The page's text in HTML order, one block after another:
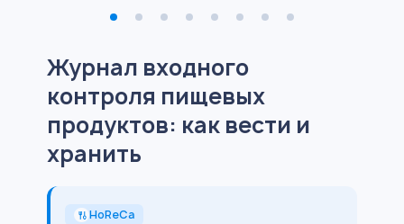
Журнал входного
контроля пищевых
продуктов: как вести и
хранить
HoReCa